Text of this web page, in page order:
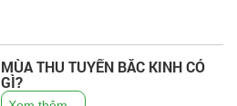
MÙA THU TUYẾN BẮC KINH CÓ
GÌ?